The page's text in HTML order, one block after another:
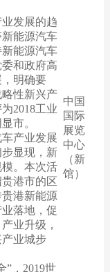
发展的趋
能源汽车
能源汽车
和政府高
明确要
性新兴产
2018工业
市。
产业发展
显现，新
。本次活
港市的区
港新能源
落地，促
业升级，
业城步
中国
国际
展览
中心
（新
馆）
”，2019世